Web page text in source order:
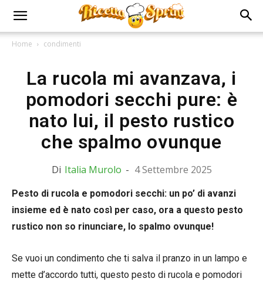
Home condimenti
La rucola mi avanzava, i
pomodori secchi pure: è
nato lui, il pesto rustico
che spalmo ovunque
Di Italia Murolo - 4 Settembre 2025
Pesto di rucola e pomodori secchi: un po’ di avanzi
insieme ed è nato così per caso, ora a questo pesto
rustico non so rinunciare, lo spalmo ovunque!
Se vuoi un condimento che ti salva il pranzo in un lampo e
mette d’accordo tutti, questo pesto di rucola e pomodori